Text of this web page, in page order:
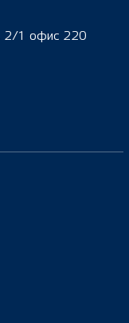
2/1 офис 220